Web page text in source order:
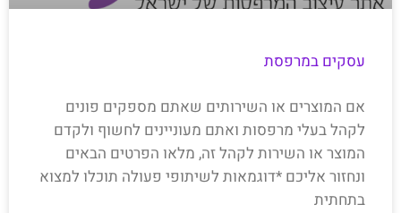
עסקים במרפסת
אם המוצרים או השירותים שאתם מספקים פונים
לקהל בעלי מרפסות ואתם מעוניינים לחשוף ולקדם
המוצר או השירות לקהל זה, מלאו הפרטים הבאים
ונחזור אליכם *דוגמאות לשיתופי פעולה תוכלו למצוא
בתחתית